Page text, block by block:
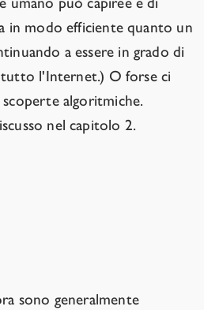
in modo efficiente quanto un
a essere in grado di
tutto l'Internet.) O forse ci
algoritmiche.
nel capitolo 2.
sono generalmente